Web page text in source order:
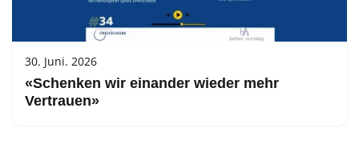
30. Juni. 2026
«Schenken wir einander wieder mehr
Vertrauen»